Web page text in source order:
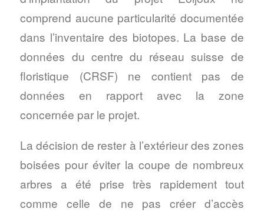
comprend aucune particularité documentée
dans l’inventaire des biotopes. La base de
données du centre du réseau suisse de
floristique (CRSF) ne contient pas de
données en rapport avec la zone
concernée par le projet.
La décision de rester à l’extérieur des zones
boisées pour éviter la coupe de nombreux
arbres a été prise très rapidement tout
comme celle de ne pas créer d’accès